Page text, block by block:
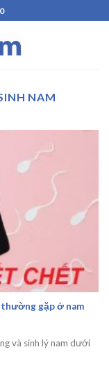
NAM
gặp ở nam
và sinh lý nam dưới